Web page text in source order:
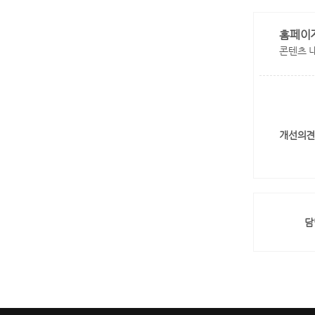
홈페이
콘텐츠
개선의견